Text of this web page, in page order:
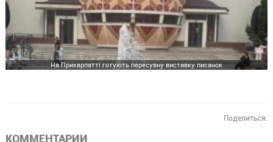
На Прикарпатті готують пересувну виставку писанок
Поделиться:
КОММЕНТАРИИ